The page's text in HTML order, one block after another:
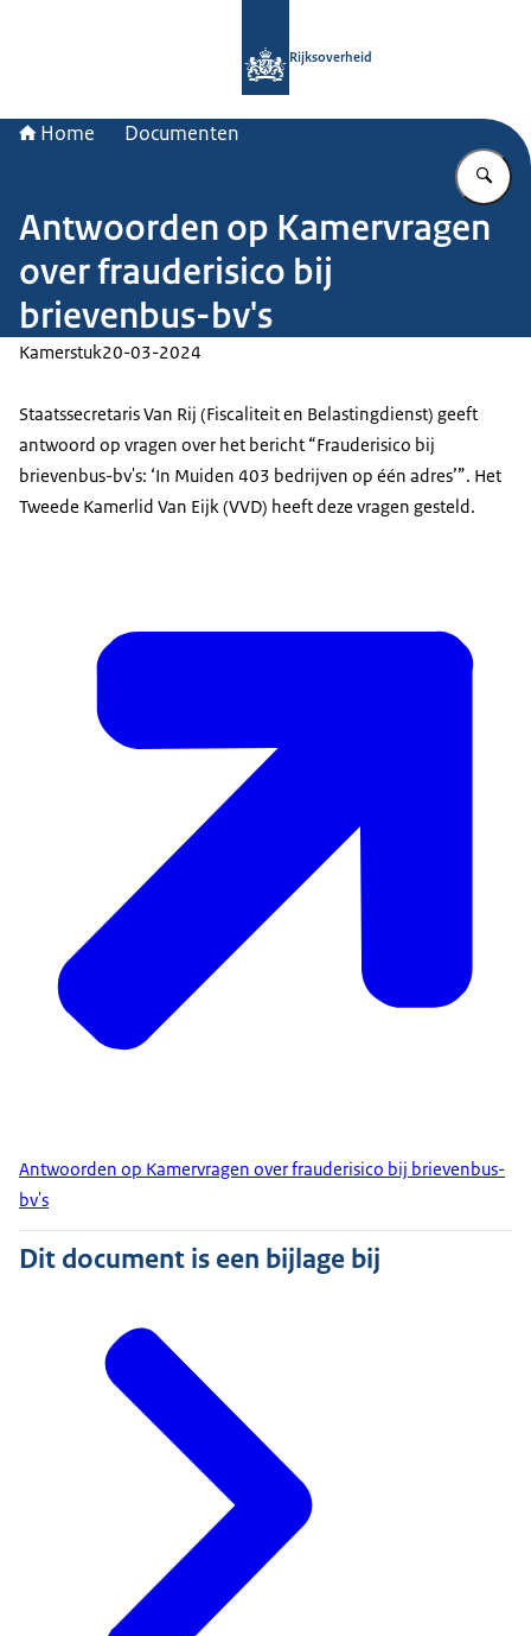
Rijksoverheid
Home Documenten
Antwoorden op Kamervragen
over frauderisico bij
brievenbus-bv's
Kamerstuk20-03-2024
Staatssecretaris Van Rij (Fiscaliteit en Belastingdienst) geeft
antwoord op vragen over het bericht “Frauderisico bij
brievenbus-bv's: ‘In Muiden 403 bedrijven op één adres’”. Het
Tweede Kamerlid Van Eijk (VVD) heeft deze vragen gesteld.
Antwoorden op Kamervragen over frauderisico bij brievenbus-
bv's
Dit document is een bijlage bij